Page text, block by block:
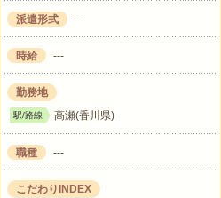
派遣形式 ---
時給 ---
勤務地
駅/路線 高瀬(香川県)
職種 ---
こだわりINDEX